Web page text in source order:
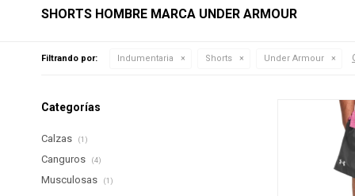
SHORTS HOMBRE MARCA UNDER ARMOUR
Filtrando por: Indumentaria Shorts Under Armour
Categorías
Calzas (1)
Canguros (4)
Musculosas (1)